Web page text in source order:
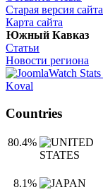
Старая версия сайта
Карта сайта
Южный Кавказ
Статьи
Новости региона
Countries
80.4%
8.1%